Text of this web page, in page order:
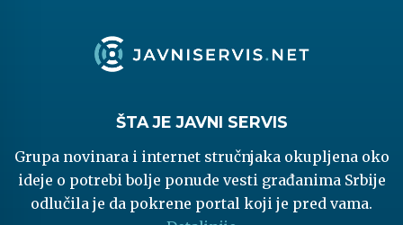
ŠTA JE JAVNI SERVIS
Grupa novinara i internet stručnjaka okupljena oko
ideje o potrebi bolje ponude vesti građanima Srbije
odlučila je da pokrene portal koji je pred vama.